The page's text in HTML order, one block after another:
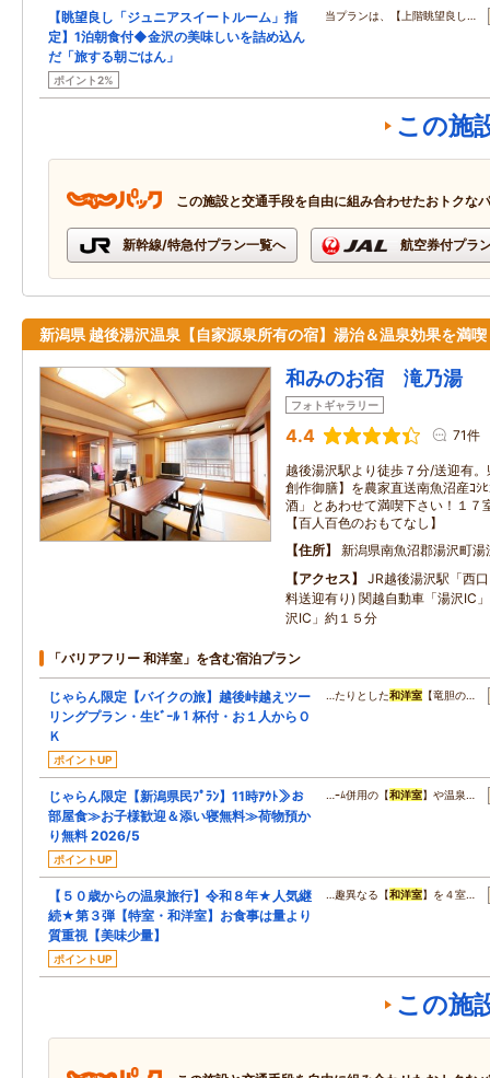
【眺望良し「ジュニアスイートルーム」指
定】1泊朝食付◆金沢の美味しいを詰め込ん
だ「旅する朝ごはん」
ポイント2%
当プランは、【上階眺望良し…
この施
この施設と交通手段を自由に組み合わせたおトクな
新幹線/特急付プラン一覧へ 航空券付プラ
新潟県 越後湯沢温泉【自家源泉所有の宿】湯治＆温泉効果を満喫
和みのお宿 滝乃湯
フォトギャラリー
4.4 71件
越後湯沢駅より徒歩７分/送迎有
創作御膳】を農家直送南魚沼産ｺｼ
酒」とあわせて満喫下さい！１７
【百人百色のおもてなし】
住所
新潟県南魚沼郡湯沢町
アクセス
JR越後湯沢駅「西
料送迎有り) 関越自動車「湯沢IC
沢IC」約１５分
「バリアフリー 和洋室」を含む宿泊プラン
じゃらん限定【バイクの旅】越後峠越えツー
リングプラン・生ﾋﾞｰﾙ１杯付・お１人からＯ
Ｋ
ポイントUP
…たりとした和洋室 【竜胆の…
じゃらん限定【新潟県民ﾌﾟﾗﾝ】11時ｱｳﾄ≫お
部屋食≫お子様歓迎＆添い寝無料≫荷物預か
り無料 2026/5
ポイントUP
…ｰﾑ併用の【和洋室】や温泉…
【５０歳からの温泉旅行】令和８年★人気継
続★第３弾【特室・和洋室】お食事は量より
質重視【美味少量】
ポイントUP
…趣異なる【和洋室】を４室…
この施